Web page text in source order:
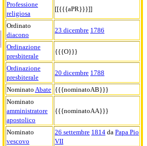
Professione
religiosa
[[{{{aPR}}}]]
Ordinato
diacono
23 dicembre 1786
Ordinazione
presbiterale
{{{O}}}
Ordinazione
presbiterale
20 dicembre 1788
Nominato Abate {{{nominatoAB}}}
Nominato
amministratore
apostolico
{{{nominatoAA}}}
Nominato
vescovo
26 settembre 1814 da Papa Pio
VII